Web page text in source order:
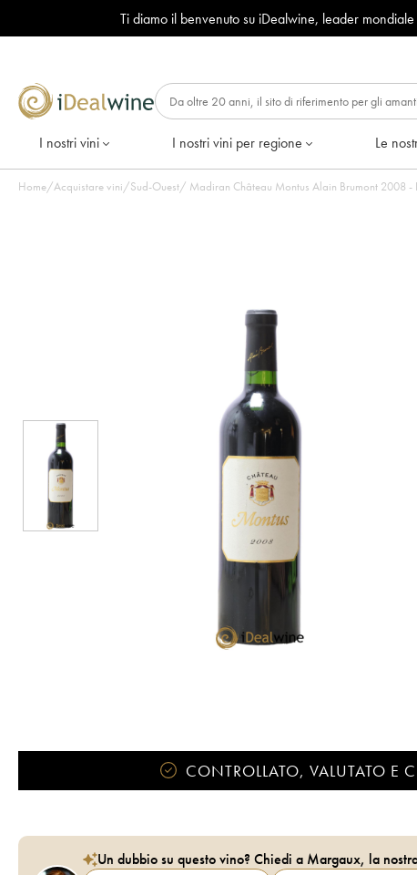
Ti diamo il benvenuto su iDealwine, leader
I nostri vini I nostri vini per regione Le
Home/Acquistare vini/Sud-Ouest/ Madiran Château Montus Alain Brumont 2008
CONTROLLATO, VALUTATO E
Un dubbio su questo vino? Chiedi a Margaux, la